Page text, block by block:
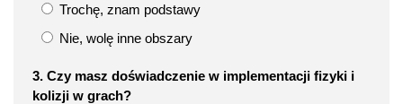
Trochę, znam podstawy
Nie, wolę inne obszary
3. Czy masz doświadczenie w implementacji fizyki i
kolizji w grach?